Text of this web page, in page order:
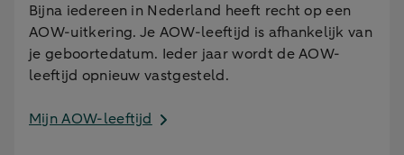
Bijna iedereen in Nederland heeft recht op een
AOW-uitkering. Je AOW-leeftijd is afhankelijk van
je geboortedatum. Ieder jaar wordt de AOW-
leeftijd opnieuw vastgesteld.
Mijn AOW-leeftijd